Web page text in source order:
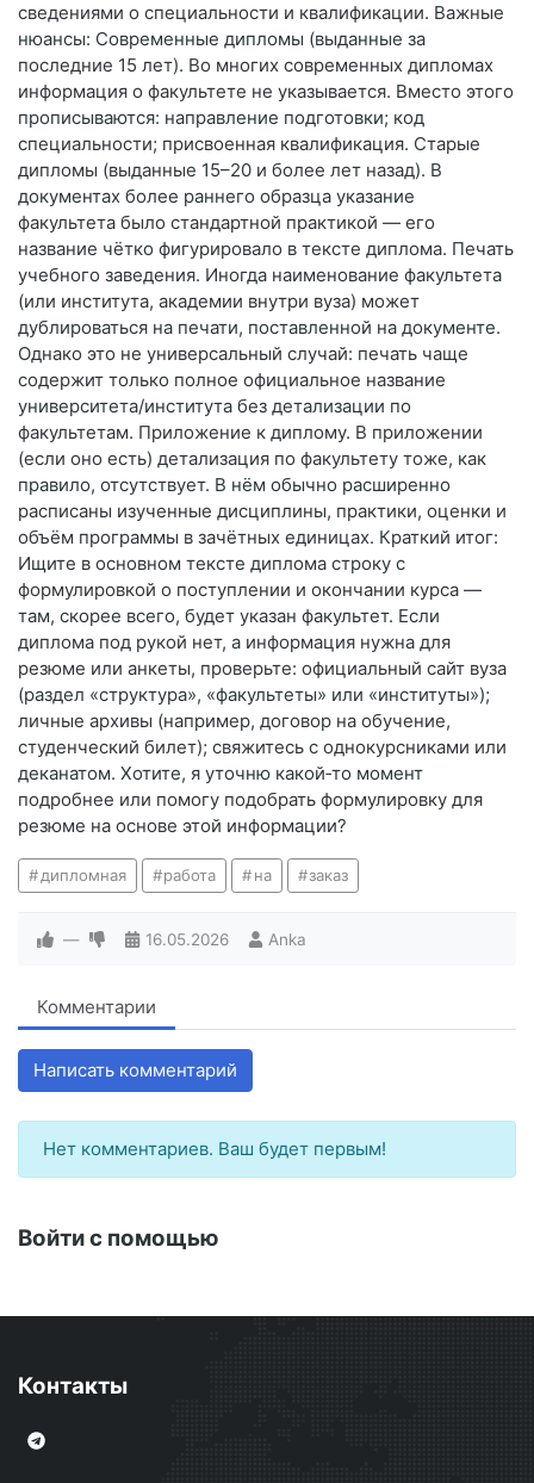
сведениями о специальности и квалификации. Важные
нюансы: Современные дипломы (выданные за
последние 15 лет). Во многих современных дипломах
информация о факультете не указывается. Вместо этого
прописываются: направление подготовки; код
специальности; присвоенная квалификация. Старые
дипломы (выданные 15–20 и более лет назад). В
документах более раннего образца указание
факультета было стандартной практикой — его
название чётко фигурировало в тексте диплома. Печать
учебного заведения. Иногда наименование факультета
(или института, академии внутри вуза) может
дублироваться на печати, поставленной на документе.
Однако это не универсальный случай: печать чаще
содержит только полное официальное название
университета/института без детализации по
факультетам. Приложение к диплому. В приложении
(если оно есть) детализация по факультету тоже, как
правило, отсутствует. В нём обычно расширенно
расписаны изученные дисциплины, практики, оценки и
объём программы в зачётных единицах. Краткий итог:
Ищите в основном тексте диплома строку с
формулировкой о поступлении и окончании курса —
там, скорее всего, будет указан факультет. Если
диплома под рукой нет, а информация нужна для
резюме или анкеты, проверьте: официальный сайт вуза
(раздел «структура», «факультеты» или «институты»);
личные архивы (например, договор на обучение,
студенческий билет); свяжитесь с однокурсниками или
деканатом. Хотите, я уточню какой‑то момент
подробнее или помогу подобрать формулировку для
резюме на основе этой информации?
дипломная работа на заказ
— 16.05.2026 Anka
Комментарии
Написать комментарий
Нет комментариев. Ваш будет первым!
Войти с помощью
Контакты